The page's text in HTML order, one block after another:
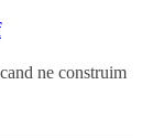
ne construim